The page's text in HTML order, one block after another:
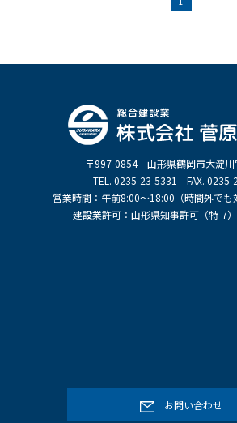
〒997-0854 山形県鶴岡市大淀川
TEL. 0235-23-5331 FAX. 0235-
営業時間：午前8:00～18:00（時間外でも
建設業許可：山形県知事許可（特-7
お問い合わせ